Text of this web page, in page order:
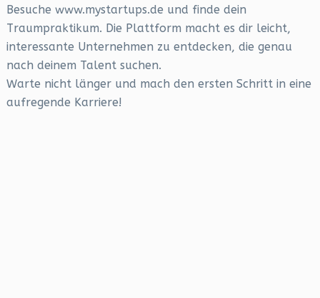
Besuche www.mystartups.de und finde dein
Traumpraktikum. Die Plattform macht es dir leicht,
interessante Unternehmen zu entdecken, die genau
nach deinem Talent suchen.
Warte nicht länger und mach den ersten Schritt in eine
aufregende Karriere!